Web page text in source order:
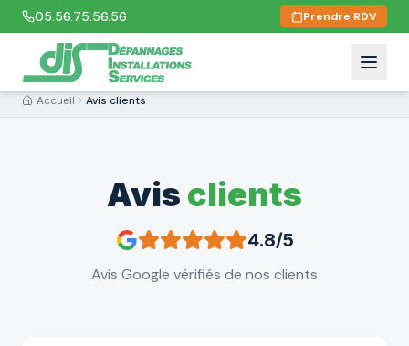
05.56.75.56.56 Prendre RDV
Accueil Avis clients
Avis clients
4.8/5
Avis Google vérifiés de nos clients